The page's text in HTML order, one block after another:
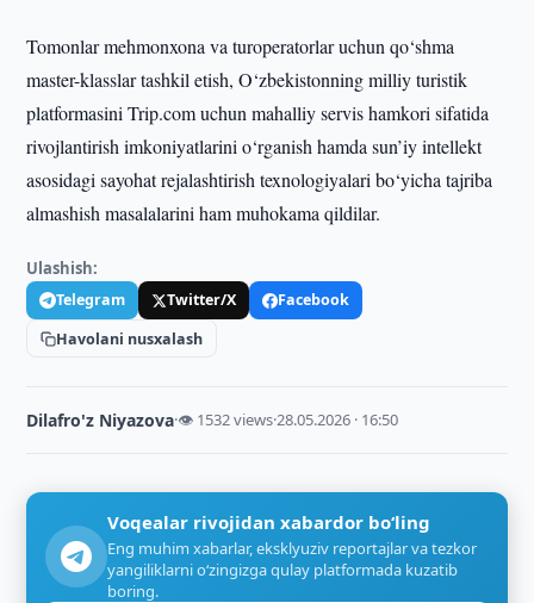
Tomonlar mehmonxona va turoperatorlar uchun qo‘shma
master-klasslar tashkil etish, O‘zbekistonning milliy turistik
platformasini Trip.com uchun mahalliy servis hamkori sifatida
rivojlantirish imkoniyatlarini o‘rganish hamda sun’iy intellekt
asosidagi sayohat rejalashtirish texnologiyalari bo‘yicha tajriba
almashish masalalarini ham muhokama qildilar.
Ulashish:
Telegram Twitter/X
Facebook
Havolani nusxalash
Dilafro'z Niyazova·👁 1532 views·28.05.2026 · 16:50
Voqealar rivojidan xabardor bo‘ling
Eng muhim xabarlar, eksklyuziv reportajlar va tezkor
yangiliklarni o‘zingizga qulay platformada kuzatib
boring.